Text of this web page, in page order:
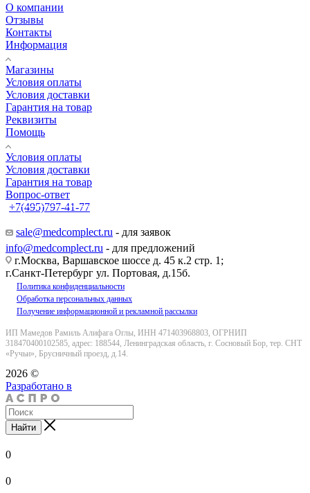
О компании
Отзывы
Контакты
Информация
Магазины
Условия оплаты
Условия доставки
Гарантия на товар
Реквизиты
Помощь
Условия оплаты
Условия доставки
Гарантия на товар
Вопрос-ответ
+7(495)797-41-77
sale@medcomplect.ru - для заявок
info@medcomplect.ru - для предложений
г.Москва, Варшавское шоссе д. 45 к.2 стр. 1;
г.Санкт-Петербург ул. Портовая, д.15б.
Политика конфиденциальности
Обработка персональных данных
Получение информационной и рекламной рассылки
ИП Мамедов Рамиль Алифага Оглы, ИНН 471403968803, ОГРНИП
318470400102585, адрес: 188544, Ленинградская область, г. Сосновый Бор, тер. СНТ
«Ручьи», Брусничный проезд, д.14.
2026 ©
Разработано в
Найти
0
0